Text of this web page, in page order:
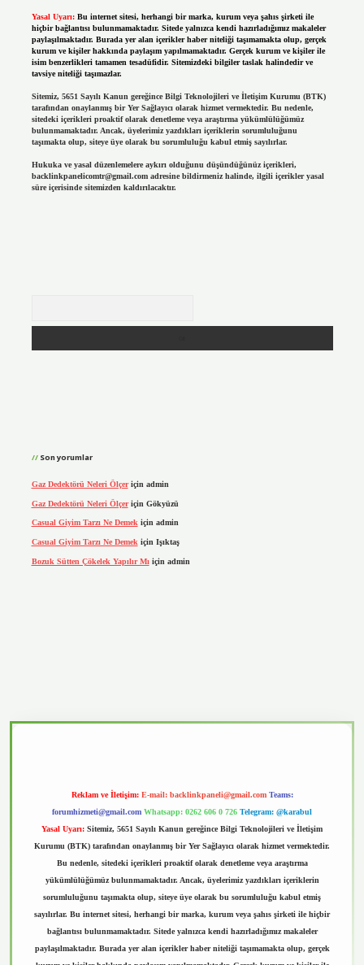
Yasal Uyarı: Bu internet sitesi, herhangi bir marka, kurum veya şahıs şirketi ile
hiçbir bağlantısı bulunmamaktadır. Sitede yalnızca kendi hazırladığımız makaleler
paylaşılmaktadır. Burada yer alan içerikler haber niteliği taşımamakta olup, gerçek
kurum ve kişiler hakkında paylaşım yapılmamaktadır. Gerçek kurum ve kişiler ile
isim benzerlikleri tamamen tesadüfidir. Sitemizdeki bilgiler taslak halindedir ve
tavsiye niteliği taşımazlar.
Sitemiz, 5651 Sayılı Kanun gereğince Bilgi Teknolojileri ve İletişim Kurumu (BTK)
tarafından onaylanmış bir Yer Sağlayıcı olarak hizmet vermektedir. Bu nedenle,
sitedeki içerikleri proaktif olarak denetleme veya araştırma yükümlülüğümüz
bulunmamaktadır. Ancak, üyelerimiz yazdıkları içeriklerin sorumluluğunu
taşımakta olup, siteye üye olarak bu sorumluluğu kabul etmiş sayılırlar.
Hukuka ve yasal düzenlemelere aykırı olduğunu düşündüğünüz içerikleri,
backlinkpanelicomtr@gmail.comadresine bildirmeniz halinde, ilgili içerikler yasal
süre içerisinde sitemizden kaldırılacaktır.
Son yorumlar
Gaz Dedektörü Neleri Ölçeriçin admin
Gaz Dedektörü Neleri Ölçeriçin Gökyüzü
Casual Giyim Tarzı Ne Demekiçin admin
Casual Giyim Tarzı Ne Demek için Işıktaş
Bozuk Sütten Çökelek Yapılır Mı için admin
Reklam ve İletişim: E-mail: backlinkpaneli@gmail.com Teams:
forumhizmeti@gmail.com Whatsapp: 0262 606 0 726 Telegram: @karabul
Yasal Uyarı: Sitemiz, 5651 Sayılı Kanun gereğince Bilgi Teknolojileri ve İletişim
Kurumu (BTK) tarafından onaylanmış bir Yer Sağlayıcı olarak hizmet vermektedir.
Bu nedenle, sitedeki içerikleri proaktif olarak denetleme veya araştırma
yükümlülüğümüz bulunmamaktadır. Ancak, üyelerimiz yazdıkları içeriklerin
sorumluluğunu taşımakta olup, siteye üye olarak bu sorumluluğu kabul etmiş
sayılırlar. Bu internet sitesi, herhangi bir marka, kurum veya şahıs şirketi ile hiçbir
bağlantısı bulunmamaktadır. Sitede yalnızca kendi hazırladığımız makaleler
paylaşılmaktadır. Burada yer alan içerikler haber niteliği taşımamakta olup, gerçek